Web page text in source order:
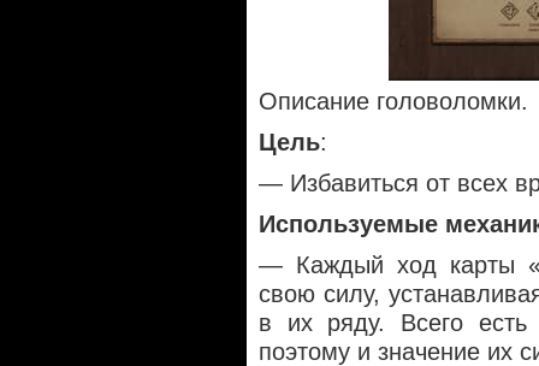
Описание головоломки.
Цель:
— Избавиться от всех
Используемые
— Каждый ход карты
свою силу,
в их ряду. Всего есть
поэтому и значение их